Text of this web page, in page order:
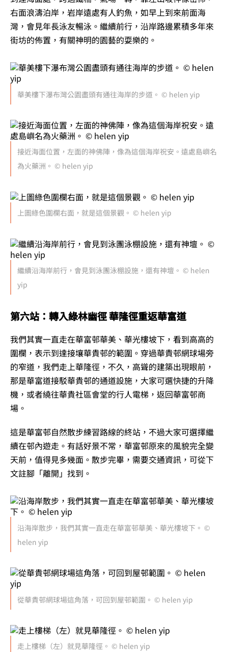
右面浪濤泊岸，岩岸遠處有人釣魚，如早上到來前面海
灣，會見年長泳友暢泳。繼續前行，沿岸路邊累積多年來
街坊的佈置，有關神明的園藝的耍樂的。
華美樓下瀑布灣公園盡頭有通往海岸的步道。 © helen yip
接近海面位置，左面的神佛陣，像為這個海岸祝安。遠處島嶼名
為火藥洲。 © helen yip
上圖綠色圍欄右面，就是這個景觀。 © helen yip
繼續沿海岸前行，會見到泳團泳棚設施，還有神壇。 © helen
yip
第六站：轉入綠林幽徑 華隆徑重返華富道
我們其實一直走在華富邨華美、華光樓坡下，看到高高的
圍欄，表示到達接壤華貴邨的範圍。穿過華貴邨網球場旁
的窄道，我們走上華隆徑，不久，高聳的建築出現眼前，
那是華富道接駁華貴邨的通道設施，大家可選快捷的升降
機，或者繞往華貴社區會堂的行人電梯，返回華富邨商
場。
這是華富邨自然散步練習路線的終站，不過大家可選擇繼
續在邨內遊走。有話好景不常，華富邨原來的風貌完全變
天前，值得見多幾面。散步完畢，需要交通資訊，可從下
文註腳「離開」找到。
沿海岸散步，我們其實一直走在華富邨華美、華光樓坡下。 ©
helen yip
從華貴邨網球場這角落，可回到屋邨範圍。 © helen yip
走上樓梯（左）就見華隆徑。 © helen yip